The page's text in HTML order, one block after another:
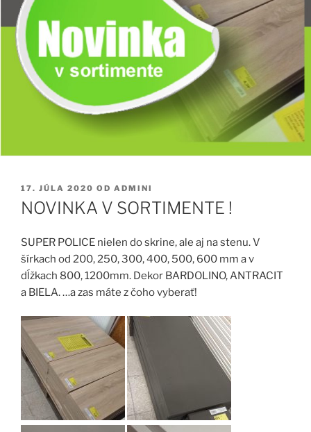
PUBLIKOVANÉ
17. JÚLA 2020 OD ADMINI
NOVINKA V SORTIMENTE !
SUPER POLICE nielen do skrine, ale aj na stenu.V
šírkach od 200, 250, 300, 400, 500, 600 mm a v
dĺžkach 800, 1200mm. Dekor BARDOLINO, ANTRACIT
a BIELA. …a zas máte z čoho vyberať!